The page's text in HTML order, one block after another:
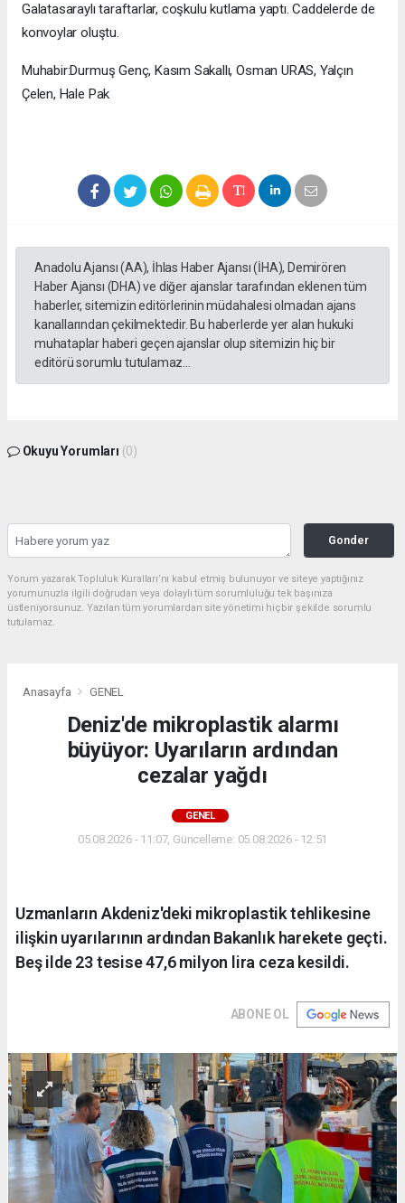
Galatasaraylı taraftarlar, coşkulu kutlama yaptı. Caddelerde de
konvoylar oluştu.
Muhabir:Durmuş Genç, Kasım Sakallı, Osman URAS, Yalçın
Çelen, Hale Pak
Anadolu Ajansı (AA), İhlas Haber Ajansı (İHA), Demirören
Haber Ajansı (DHA) ve diğer ajanslar tarafından eklenen tüm
haberler, sitemizin editörlerinin müdahalesi olmadan ajans
kanallarından çekilmektedir. Bu haberlerde yer alan hukuki
muhataplar haberi geçen ajanslar olup sitemizin hiç bir
editörü sorumlu tutulamaz...
Okuyu Yorumları (0)
Gonder
Yorum yazarak Topluluk Kuralları’nı kabul etmiş bulunuyor ve siteye yaptığınız
yorumunuzla ilgili doğrudan veya dolaylı tüm sorumluluğu tek başınıza
üstleniyorsunuz. Yazılan tüm yorumlardan site yönetimi hiçbir şekilde sorumlu
tutulamaz.
Anasayfa GENEL
Deniz'de mikroplastik alarmı
büyüyor: Uyarıların ardından
cezalar yağdı
GENEL
05.08.2026 - 11:07, Güncelleme: 05.08.2026 - 12:51
Uzmanların Akdeniz'deki mikroplastik tehlikesine
ilişkin uyarılarının ardından Bakanlık harekete geçti.
Beş ilde 23 tesise 47,6 milyon lira ceza kesildi.
ABONE OL